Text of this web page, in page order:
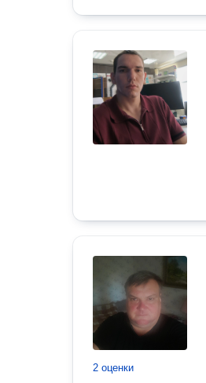
2 оценки